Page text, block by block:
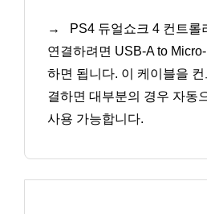
→
PS4 듀얼쇼크 4 컨트롤
연결하려면 USB-A to
하면 됩니다. 이 케이블을
결하면 대부분의 경우 자동
사용 가능합니다.